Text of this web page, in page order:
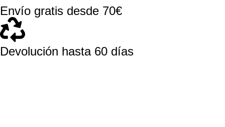
Envío gratis desde 70€
Devolución hasta 60 días